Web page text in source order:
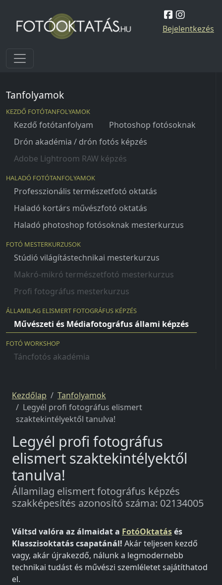
Bejelentkezés
Tanfolyamok
KEZDŐ FOTÓTANFOLYAMOK
Kezdő fotótanfolyam
Photoshop fotósoknak
Drón akadémia / drón fotós képzés
Adobe Lightroom RAW képzés
HALADÓ FOTÓTANFOLYAMOK
Professzionális természetfotó oktatás
Haladó kortárs művészfotó oktatás
Haladó photoshop fotósoknak mesterkurzus
FOTÓ MESTERKURZUSOK
Stúdió világítástechnikai mesterkurzus
Makró-mikró természetfotó mesterkurzus
Profi fotográfus mesterkurzus
ÁLLAMILAG ELISMERT FOTOGRÁFUS KÉPZÉS
Művészeti és Médiafotográfus állami képzés
FOTÓ WORKSHOP
Táncfotós akadémia
Kezdőlap
Tanfolyamok
Legyél profi fotográfus elismert
szaktekintélyektől tanulva!
Legyél profi fotográfus
elismert szaktekintélyektől
tanulva!
Államilag elismert fotográfus képzés
szakképesítés azonosító száma: 02134005
Váltsd valóra az álmaidat a FotóOktatásés
Klasszisoktatás csapatánál! Akár teljesen kezdő
vagy, akár újrakezdő, nálunk a legmodernebb
technikai tudást és művészi szemléletet sajátíthatod
el.